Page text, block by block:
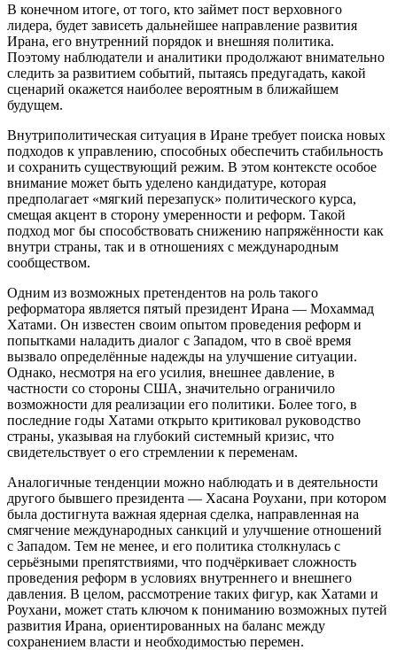
В конечном итоге, от того, кто займет пост верховного
лидера, будет зависеть дальнейшее направление развития
Ирана, его внутренний порядок и внешняя политика.
Поэтому наблюдатели и аналитики продолжают внимательно
следить за развитием событий, пытаясь предугадать, какой
сценарий окажется наиболее вероятным в ближайшем
будущем.
Внутриполитическая ситуация в Иране требует поиска новых
подходов к управлению, способных обеспечить стабильность
и сохранить существующий режим. В этом контексте особое
внимание может быть уделено кандидатуре, которая
предполагает «мягкий перезапуск» политического курса,
смещая акцент в сторону умеренности и реформ. Такой
подход мог бы способствовать снижению напряжённости как
внутри страны, так и в отношениях с международным
сообществом.
Одним из возможных претендентов на роль такого
реформатора является пятый президент Ирана — Мохаммад
Хатами. Он известен своим опытом проведения реформ и
попытками наладить диалог с Западом, что в своё время
вызвало определённые надежды на улучшение ситуации.
Однако, несмотря на его усилия, внешнее давление, в
частности со стороны США, значительно ограничило
возможности для реализации его политики. Более того, в
последние годы Хатами открыто критиковал руководство
страны, указывая на глубокий системный кризис, что
свидетельствует о его стремлении к переменам.
Аналогичные тенденции можно наблюдать и в деятельности
другого бывшего президента — Хасана Роухани, при котором
была достигнута важная ядерная сделка, направленная на
смягчение международных санкций и улучшение отношений
с Западом. Тем не менее, и его политика столкнулась с
серьёзными препятствиями, что подчёркивает сложность
проведения реформ в условиях внутреннего и внешнего
давления. В целом, рассмотрение таких фигур, как Хатами и
Роухани, может стать ключом к пониманию возможных путей
развития Ирана, ориентированных на баланс между
сохранением власти и необходимостью перемен.